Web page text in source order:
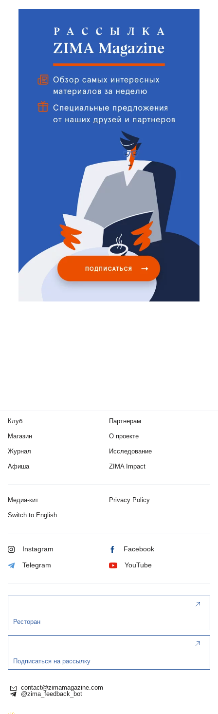
Клуб
Магазин
Журнал
Афиша
Партнерам
О проекте
Исследование
ZIMA Impact
Медиа-кит Privacy Policy
Switch to English
Instagram Facebook
Telegram YouTube
Ресторан
Подписаться на рассылку
contact@zimamagazine.com
@zima_feedback_bot